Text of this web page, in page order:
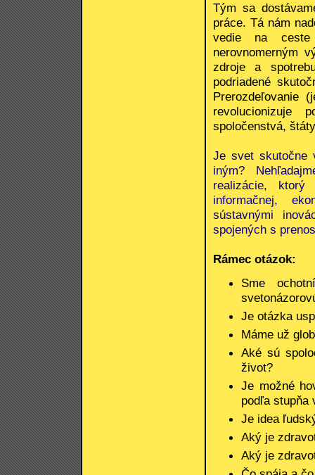
Tým sa
práce. Tá nám
vedie na ceste
nerovnomerným
zdroje a
podriadené
Prerozdeľovanie
revolucionizuje
spoločenstvá,
Je svet skutočne
iným?
realizácie,
informačnej,
sústavnými
spojených s
Rámec otázok:
Sme
Je otázka
Máme už
Aké sú
život?
Je možné
podľa stupňa
Je idea
Aký je
Aký je